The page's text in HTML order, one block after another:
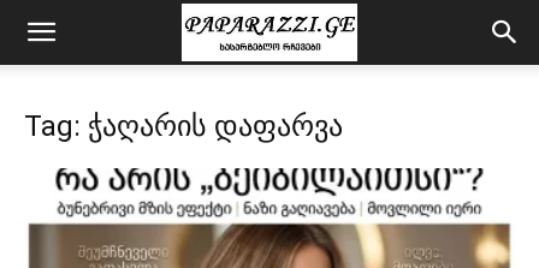
Tag: ჭაღარის დაფარვა